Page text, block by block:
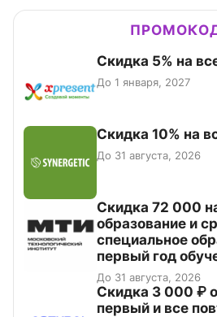
Скидка 5% на
До 1 января, 2027
Скидка 10% на
До 31 августа, 2026
Скидка 72 000
образование и
специальное
первый год
До 31 августа, 2026
Скидка 3 000 ₽
первый и все